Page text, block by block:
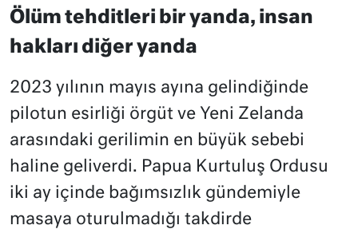
Ölüm tehditleri bir yanda, insan
hakları diğer yanda
2023 yılının mayıs ayına gelindiğinde
pilotun esirliği örgüt ve Yeni Zelanda
arasındaki gerilimin en büyük sebebi
haline geliverdi. Papua Kurtuluş Ordusu
iki ay içinde bağımsızlık gündemiyle
masaya oturulmadığı takdirde